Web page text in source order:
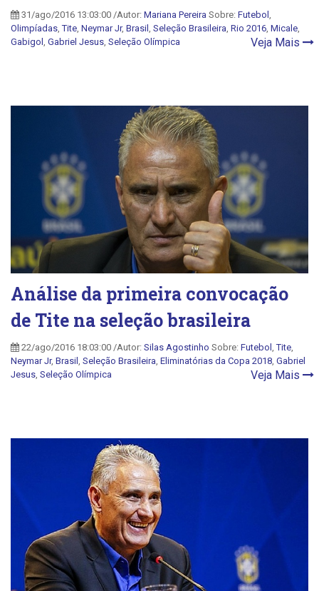
31/ago/2016 13:03:00 /Autor: Mariana Pereira Sobre: Futebol
Olimpíadas ,Tite Neymar Jr, Brasil Seleção Brasileira Rio 2016 Micale
Gabigol
Gabriel Jesus Seleção Olímpica Veja Mais
Análise da primeira convocação
de Tite na seleção brasileira
22/ago/2016 18:03:00 /Autor: Silas Agostinho Sobre: Futebol ,Tite,
Neymar Jr, Brasil , Seleção Brasileira, Eliminatórias da Copa 2018, Gabriel
Jesus, Seleção Olímpica Veja Mais